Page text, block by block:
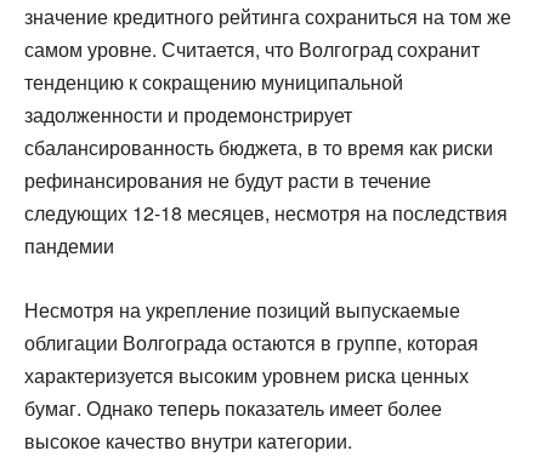
значение кредитного рейтинга сохраниться на том же
самом уровне. Считается, что Волгоград сохранит
тенденцию к сокращению муниципальной
задолженности и продемонстрирует
сбалансированность бюджета, в то время как риски
рефинансирования не будут расти в течение
следующих 12-18 месяцев, несмотря на последствия
пандемии
Несмотря на укрепление позиций выпускаемые
облигации Волгограда остаются в группе, которая
характеризуется высоким уровнем риска ценных
бумаг. Однако теперь показатель имеет более
высокое качество внутри категории.